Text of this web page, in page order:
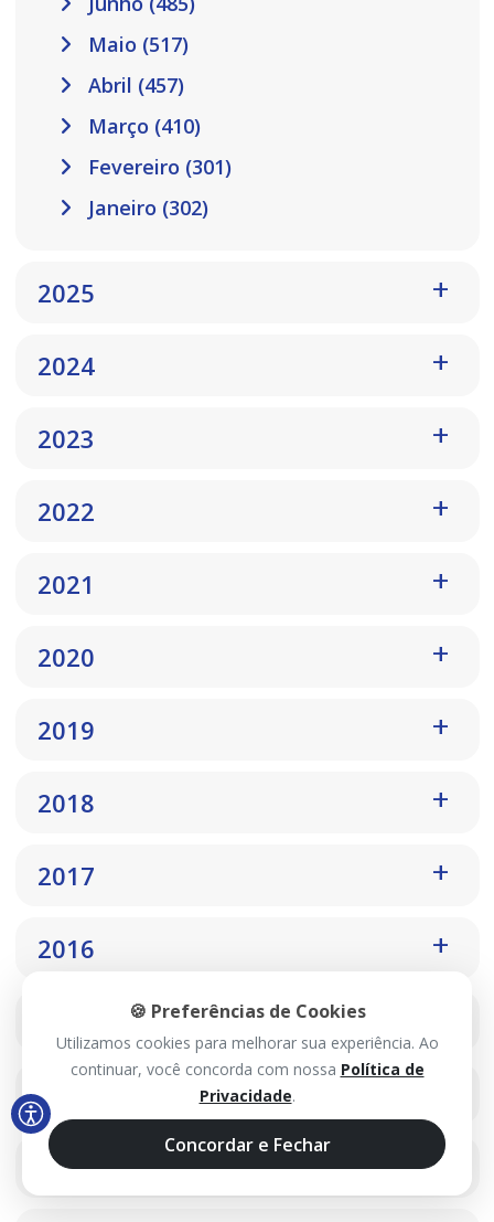
Maio (517)
Abril (457)
Março (410)
Fevereiro (301)
Janeiro (302)
2025
2024
2023
2022
2021
2020
2019
2018
2017
2016
2014
2013
🍪 Preferências de Cookies
Utilizamos cookies para melhorar sua experiência. Ao
continuar, você concorda com nossa Política de
Privacidade.
Concordar e Fechar